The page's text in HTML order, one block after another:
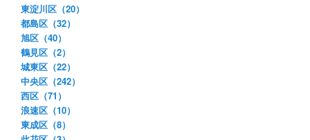
東淀川区（20）
都島区（32）
旭区（40）
鶴見区（2）
城東区（22）
中央区（242）
西区（71）
浪速区（10）
東成区（8）